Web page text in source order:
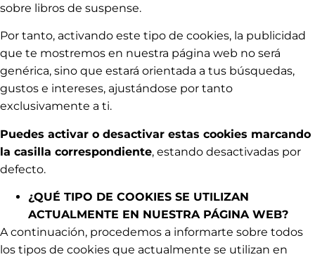
sobre libros de suspense.
Por tanto, activando este tipo de cookies, la publicidad
que te mostremos en nuestra página web no será
genérica, sino que estará orientada a tus búsquedas,
gustos e intereses, ajustándose por tanto
exclusivamente a ti.
Puedes activar o desactivar estas cookies marcando
la casilla correspondiente, estando desactivadas por
defecto.
¿QUÉ TIPO DE COOKIES SE UTILIZAN
ACTUALMENTE EN NUESTRA PÁGINA WEB?
A continuación, procedemos a informarte sobre todos
los tipos de cookies que actualmente se utilizan en